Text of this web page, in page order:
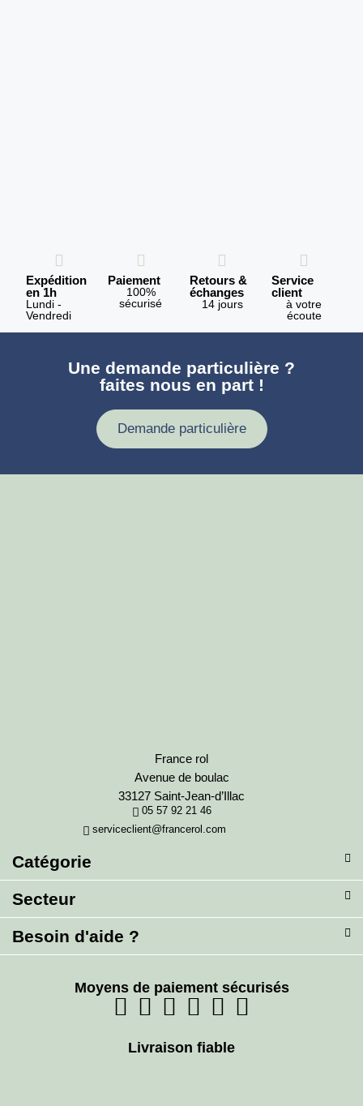
Expédition
en 1h
Lundi -
Vendredi
Paiement
100%
sécurisé
Retours &
échanges
14 jours
Service
client
à votre
écoute
Une demande particulière ?
faites nous en part !
Demande particulière
France rol
Avenue de boulac
33127 Saint-Jean-d’Illac
05 57 92 21 46
serviceclient@francerol.com
Catégorie
Secteur
Besoin d'aide ?
Moyens de paiement sécurisés
Livraison fiable